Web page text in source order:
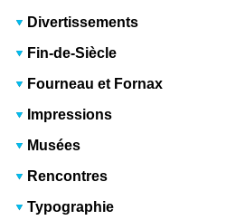
Divertissements
Fin-de-Siècle
Fourneau et Fornax
Impressions
Musées
Rencontres
Typographie